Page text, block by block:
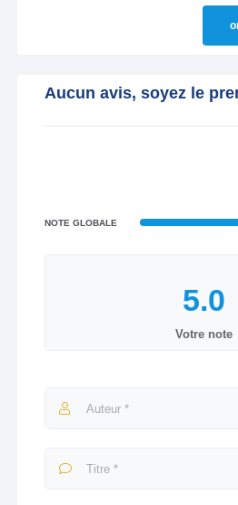
Aucun avis, soyez le
NOTE GLOBALE
Votre note